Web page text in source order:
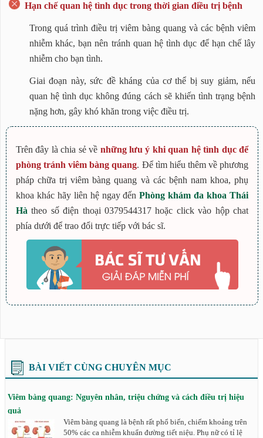
Hạn chế quan hệ tình dục trong thời gian điều trị bệnh
Trong quá trình điều trị viêm bàng quang và các bệnh viêm
nhiễm khác, bạn nên tránh quan hệ tình dục để hạn chế lây
nhiễm cho bạn tình.
Giai đoạn này, sức đề kháng của cơ thể bị suy giảm, nếu
quan hệ tình dục không đúng cách sẽ khiến tình trạng bệnh
nặng hơn, gây khó khăn trong việc điều trị.
Trên đây là chia sẻ về những lưu ý khi quan hệ tình dục để
phòng tránh viêm bàng quang. Để tìm hiểu thêm về phương
pháp chữa trị viêm bàng quang và các bệnh nam khoa, phụ
khoa khác hãy liên hệ ngay đếnPhòng khám đa khoa Thái
Hà theo số điện thoại 0379544317 hoặc click vào hộp chat
phía dưới để trao đổi trực tiếp với bác sĩ.
BÀI VIẾT CÙNG CHUYÊN MỤC
Viêm bàng quang: Nguyên nhân, triệu chứng và cách điều trị hiệu
quả
Viêm bàng quang là bệnh rất phổ biến, chiếm khoảng trên
50% các ca nhiễm khuẩn đường tiết niệu. Phụ nữ có tỉ lệ